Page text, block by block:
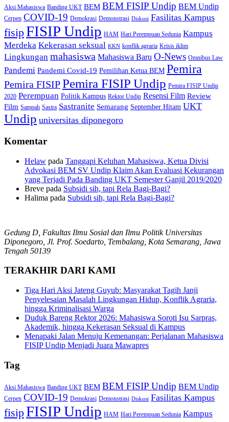
Aksi Mahasiswa Banding UKT BEM BEM FISIP Undip BEM Undip
Cerpen COVID-19 Demokrasi Demonstrasi Diskusi Fasilitas Kampus
fisipFISIP Undip HAM Hari Perempuan Sedunia Kampus
Merdeka Kekerasan seksual KKN konflik agraria Krisis iklim
Lingkungan mahasiswa Mahasiswa Baru O-News Omnibus Law
Pandemi Pandemi Covid-19 Pemilihan Ketua BEM Pemira
Pemira FISIPPemira FISIP Undip Pemira FISIP Undip
2020 Perempuan Politik Kampus Rektor Undip Resensi Film Review
Film Sampah Sastra Sastranite Semarang September Hitam UKT
Undip universitas diponegoro
Komentar
Helaw pada Tanggapi Keluhan Mahasiswa, Ketua Divisi
Advokasi BEM SV Undip Klaim Akan Evaluasi Kekurangan
yang Terjadi Pada Banding UKT Semester Ganjil 2019/2020
Breve pada Subsidi sih, tapi Rela Bagi-Bagi?
Halima pada Subsidi sih, tapi Rela Bagi-Bagi?
Gedung D, Fakultas Ilmu Sosial dan Ilmu Politik Universitas
Diponegoro, Jl. Prof. Soedarto, Tembalang, Kota Semarang, Jawa
Tengah 50139
TERAKHIR DARI KAMI
Tiga Hari Aksi Jateng Guyub: Masyarakat Tagih Janji
Penyelesaian Masalah Lingkungan Hidup, Konflik Agraria,
hingga Kriminalisasi Warga
Duduk Bareng Rektor 2026: Mahasiswa Soroti Isu Sarpras,
Akademik, hingga Kekerasan Seksual di Kampus
Menapaki Jalan Menuju Kemenangan: Perjalanan Mahasiswa
FISIP Undip Menjadi Juara Mawapres
Tag
Aksi Mahasiswa Banding UKT BEM BEM FISIP Undip BEM Undip
Cerpen COVID-19 Demokrasi Demonstrasi Diskusi Fasilitas Kampus
fisipFISIP Undip HAM Hari Perempuan Sedunia Kampus